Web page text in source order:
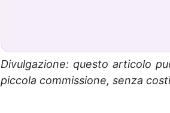
Divulgazione: questo articolo
piccola commissione, senza